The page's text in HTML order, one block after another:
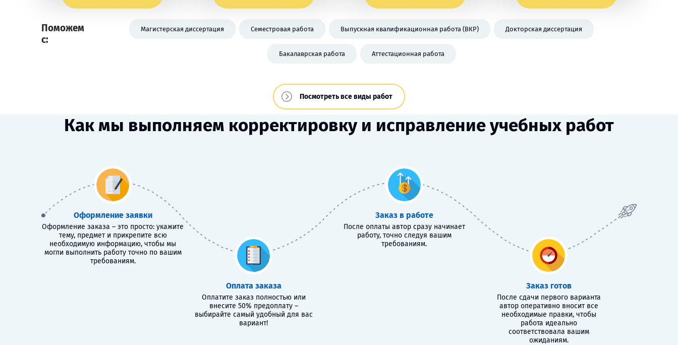
Поможем
с:
Магистерская диссертация Семестровая работа Выпускная квалификационная работа (ВКР) Докторская диссертация
Бакалаврская работа Аттестационная работа
Посмотреть все виды работ
Как мы выполняем корректировку и исправление учебных работ
Оформление заявки
Оформление заказа – это просто: укажите
тему, предмет и прикрепите всю
необходимую информацию, чтобы мы
могли выполнить работу точно по вашим
требованиям.
Оплата заказа
Оплатите заказ полностью или
внесите 50% предоплату –
выбирайте самый удобный для вас
вариант!
Заказ в работе
После оплаты автор сразу начинает
работу, точно следуя вашим
требованиям.
Заказ готов
После сдачи первого варианта
автор оперативно вносит все
необходимые правки, чтобы
работа идеально
соответствовала вашим
ожиданиям.